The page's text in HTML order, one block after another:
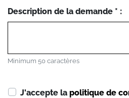
Description de la demande * :
Minimum 50 caractères
J'accepte la politique de